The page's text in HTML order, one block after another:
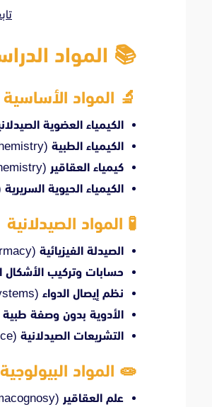
📚 المواد
🔬 المواد الأساسية
الكيمياء العضوية
الكيمياء الطبية (Medicinal Chemistry)
كيمياء العقاقير (Phytochemistry)
الكيمياء الحيوية السريرية
🧪 المواد الصيدلانية
الصيدلة الفيزيائية (Physical Pharmacy)
حسابات وتركيب الأشكال
نظم إيصال الدواء (Drug Delivery Systems)
الأدوية بدون وصفة طبية
التشريعات الصيدلانية (Pharmaceutical Jurisprudence)
🧫 المواد
علم العقاقير (Pharmacognosy)